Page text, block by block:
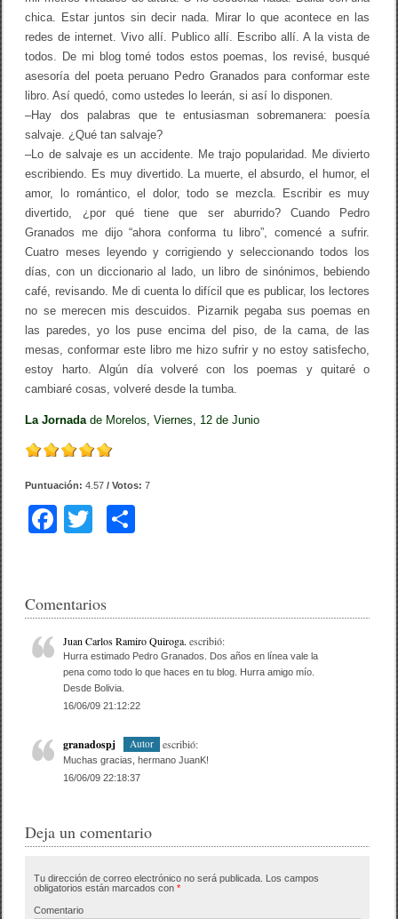
chica. Estar juntos sin decir nada. Mirar lo que acontece en las
redes de internet. Vivo allí. Publico allí. Escribo allí. A la vista de
todos. De mi blog tomé todos estos poemas, los revisé, busqué
asesoría del poeta peruano Pedro Granados para conformar este
libro. Así quedó, como ustedes lo leerán, si así lo disponen.
–Hay dos palabras que te entusiasman sobremanera: poesía
salvaje. ¿Qué tan salvaje?
–Lo de salvaje es un accidente. Me trajo popularidad. Me divierto
escribiendo. Es muy divertido. La muerte, el absurdo, el humor, el
amor, lo romántico, el dolor, todo se mezcla. Escribir es muy
divertido, ¿por qué tiene que ser aburrido? Cuando Pedro
Granados me dijo “ahora conforma tu libro”, comencé a sufrir.
Cuatro meses leyendo y corrigiendo y seleccionando todos los
días, con un diccionario al lado, un libro de sinónimos, bebiendo
café, revisando. Me di cuenta lo difícil que es publicar, los lectores
no se merecen mis descuidos. Pizarnik pegaba sus poemas en
las paredes, yo los puse encima del piso, de la cama, de las
mesas, conformar este libro me hizo sufrir y no estoy satisfecho,
estoy harto. Algún día volveré con los poemas y quitaré o
cambiaré cosas, volveré desde la tumba.
La Jornadade Morelos, Viernes, 12 de Junio
Puntuación:4.57 / Votos:7
F
e
b
o
o
k
er
ar
tir
Comentarios
Juan Carlos Ramiro Quiroga. escribió:
Hurra estimado Pedro Granados. Dos años en línea vale la
pena como todo lo que haces en tu blog. Hurra amigo mío.
Desde Bolivia.
16/06/09 21:12:22
granadospj Autor escribió:
Muchas gracias, hermano JuanK!
16/06/09 22:18:37
Deja un comentario
Tu dirección de correo electrónico no será publicada. Los campos
obligatorios están marcados con*
Comentario